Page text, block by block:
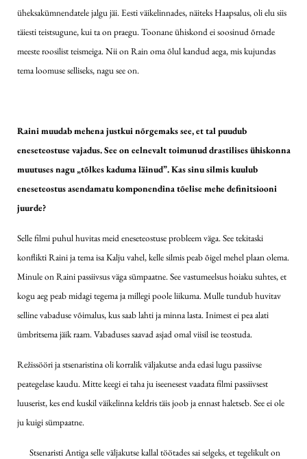
üheksakümnendatele jalgu jäi. Eesti väikelinnades, näiteks Haapsalus, oli elu siis
täiesti teistsugune, kui ta on praegu. Toonane ühiskond ei soosinud õrnade
meeste roosilist teismeiga. Nii on Rain oma õlul kandud aega, mis kujundas
tema loomuse selliseks, nagu see on.
Raini muudab mehena justkui nõrgemaks see, et tal puudub
eneseteostuse vajadus. See on eelnevalt toimunud drastilises ühiskonna
muutuses nagu „tõlkes kaduma läinud”. Kas sinu silmis kuulub
eneseteostus asendamatu komponendina tõelise mehe definitsiooni
juurde?
Selle filmi puhul huvitas meid eneseteostuse probleem väga. See tekitaski
konflikti Raini ja tema isa Kalju vahel, kelle silmis peab õigel mehel plaan olema.
Minule on Raini passiivsus väga sümpaatne. See vastumeelsus hoiaku suhtes, et
kogu aeg peab midagi tegema ja millegi poole liikuma. Mulle tundub huvitav
selline vabaduse võimalus, kus saab lahti ja minna lasta. Inimest ei pea alati
ümbritsema jäik raam. Vabaduses saavad asjad omal viisil ise teostuda.
Režissööri ja stsenaristina oli korralik väljakutse anda edasi lugu passiivse
peategelase kaudu. Mitte keegi ei taha ju iseenesest vaadata filmi passiivsest
luuserist, kes end kuskil väikelinna keldris täis joob ja ennast haletseb. See ei ole
ju kuigi sümpaatne.
Stsenaristi Antiga selle väljakutse kallal töötades sai selgeks, et tegelikult on